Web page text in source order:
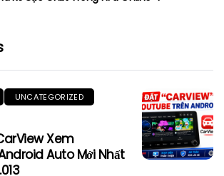
UNCATEGORIZED
Xem
Auto Mới Nhất